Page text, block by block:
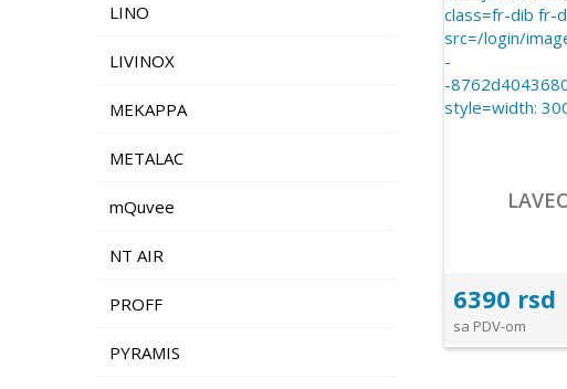
LINO
LIVINOX
MEKAPPA
METALAC
mQuvee
NT AIR
PROFF
PYRAMIS
6390 rsd
sa PDV-om